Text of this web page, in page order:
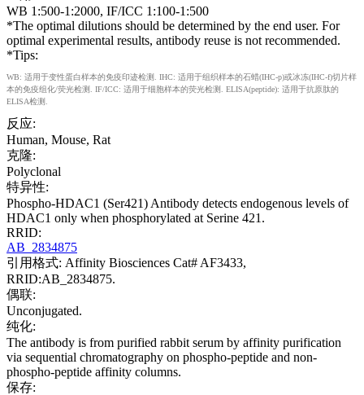
WB 1:500-1:2000, IF/ICC 1:100-1:500
*The optimal dilutions should be determined by the end user. For
optimal experimental results, antibody reuse is not recommended.
*Tips:
WB: 适用于变性蛋白样本的免疫印迹检测. IHC: 适用于组织样本的石蜡(IHC-p)或冰冻(IHC-f)切片样
本的免疫组化/荧光检测. IF/ICC: 适用于细胞样本的荧光检测. ELISA(peptide): 适用于抗原肽的
ELISA检测.
反应:
Human, Mouse, Rat
克隆:
Polyclonal
特异性:
Phospho-HDAC1 (Ser421) Antibody detects endogenous levels of
HDAC1 only when phosphorylated at Serine 421.
RRID:
AB_2834875
引用格式: Affinity Biosciences Cat# AF3433,
RRID:AB_2834875.
偶联:
Unconjugated.
纯化:
The antibody is from purified rabbit serum by affinity purification
via sequential chromatography on phospho-peptide and non-
phospho-peptide affinity columns.
保存: